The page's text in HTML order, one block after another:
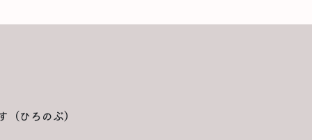
ひろのぶ）